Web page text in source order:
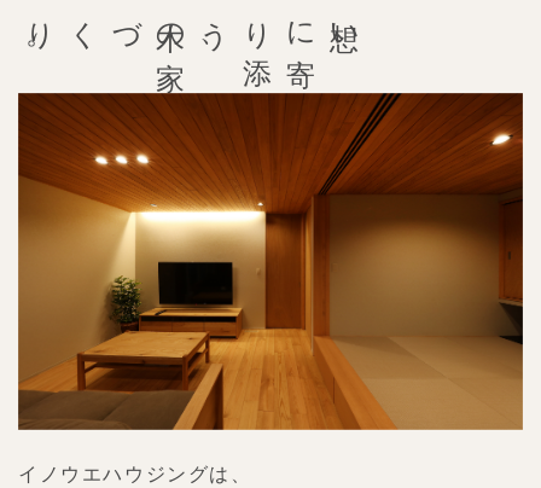
想
い
に
寄
り
添
う
、
木
の
家
づくり
。
イノウエハウジングは、